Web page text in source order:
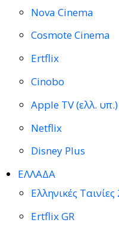
Nova Cinema
Cosmote Cinema
Ertflix
Cinobo
Apple TV (ελλ. υπ.)
Netflix
Disney Plus
ΕΛΛΑΔΑ
Ελληνικές
Ertflix GR